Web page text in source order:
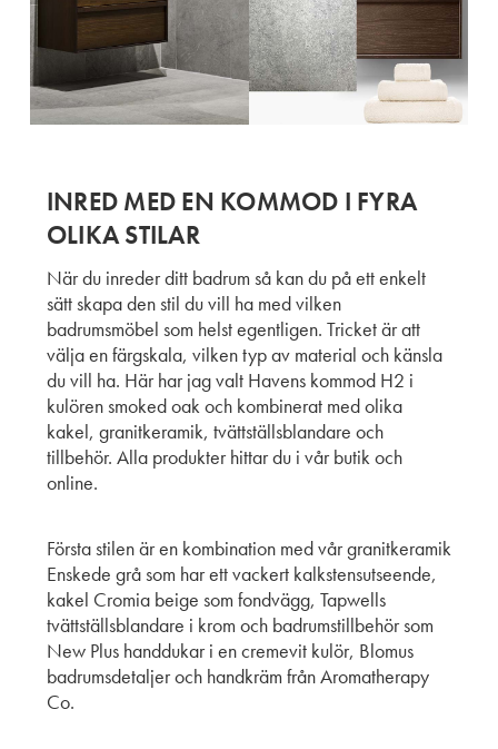
INRED MED EN KOMMOD I FYRA
OLIKA STILAR
När du inreder ditt badrum så kan du på ett enkelt
sätt skapa den stil du vill ha med vilken
badrumsmöbel som helst egentligen. Tricket är att
välja en färgskala, vilken typ av material och känsla
du vill ha. Här har jag valt Havens kommod H2 i
kulören smoked oak och kombinerat med olika
kakel, granitkeramik, tvättställsblandare och
tillbehör. Alla produkter hittar du i vår butik och
online.
Första stilen är en kombination med vår granitkeramik
Enskede grå som har ett vackert kalkstensutseende,
kakel Cromia beige som fondvägg, Tapwells
tvättställsblandare i krom och badrumstillbehör som
New Plus handdukar i en cremevit kulör, Blomus
badrumsdetaljer och handkräm från Aromatherapy
Co.